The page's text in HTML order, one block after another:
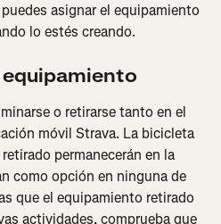
asignar el equipamiento
lo estés creando.
o retirarse tanto en el
móvil Strava. La bicicleta
permanecerán en la
como opción en ninguna de
que el equipamiento retirado
actividades, comprueba que